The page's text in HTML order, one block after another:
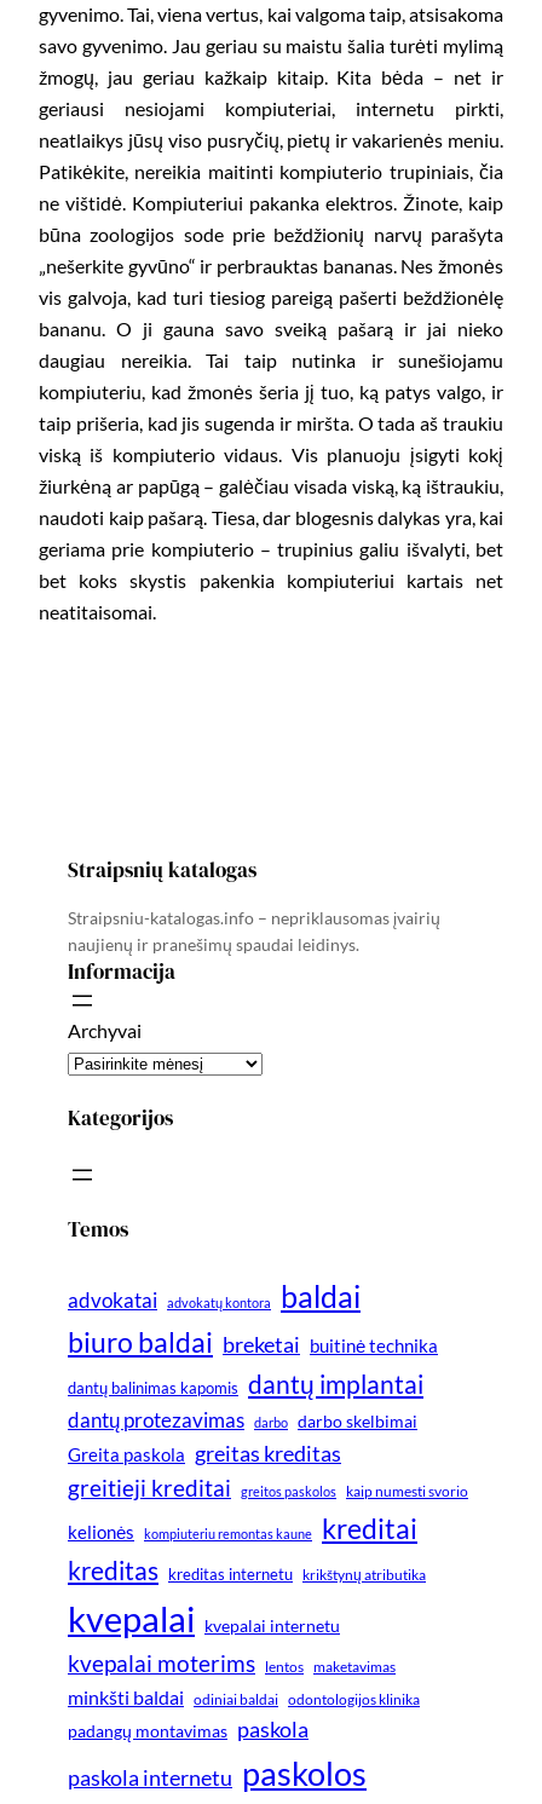
gyvenimo. Tai, viena vertus, kai valgoma taip, atsisakoma
savo gyvenimo. Jau geriau su maistu šalia turėti mylimą
žmogų, jau geriau kažkaip kitaip. Kita bėda – net ir
geriausi nesiojami kompiuteriai, internetu pirkti,
neatlaikys jūsų viso pusryčių, pietų ir vakarienės meniu.
Patikėkite, nereikia maitinti kompiuterio trupiniais, čia
ne vištidė. Kompiuteriui pakanka elektros. Žinote, kaip
būna zoologijos sode prie beždžionių narvų parašyta
„nešerkite gyvūno“ ir perbrauktas bananas. Nes žmonės
vis galvoja, kad turi tiesiog pareigą pašerti beždžionėlę
bananu. O ji gauna savo sveiką pašarą ir jai nieko
daugiau nereikia. Tai taip nutinka ir sunešiojamu
kompiuteriu, kad žmonės šeria jį tuo, ką patys valgo, ir
taip prišeria, kad jis sugenda ir miršta. O tada aš traukiu
viską iš kompiuterio vidaus. Vis planuoju įsigyti kokį
žiurkėną ar papūgą – galėčiau visada viską, ką ištraukiu,
naudoti kaip pašarą. Tiesa, dar blogesnis dalykas yra, kai
geriama prie kompiuterio – trupinius galiu išvalyti, bet
bet koks skystis pakenkia kompiuteriui kartais net
neatitaisomai.
Straipsnių katalogas
Straipsniu-katalogas.info – nepriklausomas įvairių
naujienų ir pranešimų spaudai leidinys.
Informacija
Archyvai
Kategorijos
Temos
advokatai advokatų kontora baldai
biuro baldai breketai buitinė technika
dantų balinimas kapomis dantų implantai
dantų protezavimas darbo darbo skelbimai
Greita paskola greitas kreditas
greitieji kreditai greitos paskolos kaip numesti svorio
kelionės kompiuteriu remontas kaune kreditai
kreditas kreditas internetu krikštynų atributika
kvepalai kvepalai internetu
kvepalai moterims lentos maketavimas
minkšti baldai odiniai baldai odontologijos klinika
padangų montavimas paskola
paskola internetu paskolos